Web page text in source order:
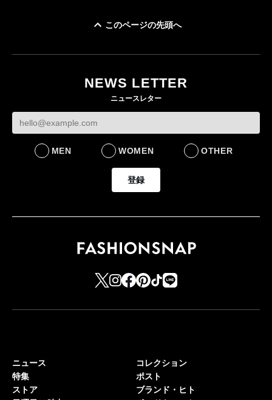
このページの先頭へ
NEWS LETTER
ニュースレター
MEN WOMEN OTHER
登録
ニュース
特集
ストア
コレクション
ポスト
ブランド・ヒト